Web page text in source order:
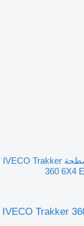
عربة مقطورة مسطحة IVECO Trakker
360 6X4
IVECO Trakker